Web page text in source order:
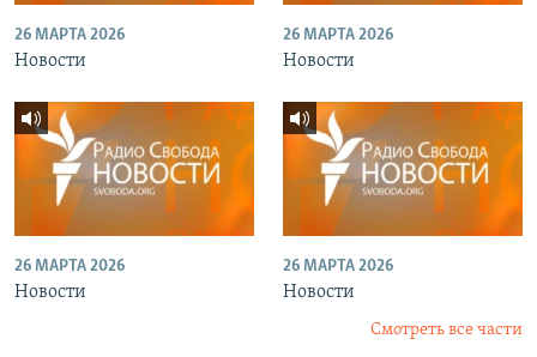
26 МАРТА 2026
Новости
26 МАРТА 2026
Новости
26 МАРТА 2026
Новости
26 МАРТА 2026
Новости
Смотреть все части